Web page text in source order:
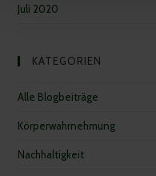
Juli 2020
KATEGORIEN
Alle Blogbeiträge
Körperwahrnehmung
Nachhaltigkeit